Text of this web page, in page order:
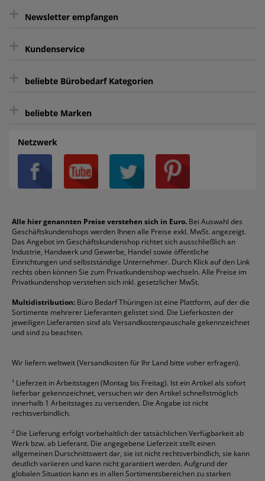
Kauf auf Rechnung³
sicher Shoppen durch SSL
intelligentes Kundenkonto
+ Newsletter empfangen
Sie können sich zu jeder Zeit abmelden.
+ Kundenservice
Kontakt
FAQ
AGB
Datenschutz
Privatsphäre-Einstellungen
Über uns
Reklamation / Retouren
Vertrag widerrufen (Privatkunden)
Rabatte & Aktionen
+ beliebte Bürobedarf Kategorien
Aktenvernichter
Batterien
Bleistifte
Blöcke
Boardmarker
Briefumschläge
Druckerpatronen
Etiketten
Fineliner
Folienschreiber
Formulare
Gelschreiber
Geschäftsbücher
Heftstreifen
Kaffee
Klebeband
Klemmmappen
Kopierpapier
Korrekturmittel
Kugelschreiber
Mappen
Ordner
Packband
Permanentmarker
Radiergummis
Schnellhefter
Sichthüllen
Taschenrechner
Textmarker
Tintenroller
Tintenpatronen
Toilettenpapier
Toner
Versandmaterial
Versandtaschen
+ beliebte Marken
Alco
Avery/Zweckform
Canon
Durable
DYMO
Edding
Esselte
Faber-Castell
Fellowes
Franken
Fripa
HP
Leitz
Läufer
Melitta
Pentel
Pelikan
Pilot
Pritt
Schneider
Stabilo
Staedtler
alle Marken anzeigen
Netzwerk
Alle hier genannten Preise verstehen sich in Euro. Bei Auswahl des
Geschäftskundenshops werden Ihnen alle Preise exkl. MwSt. angezeigt.
Das Angebot im Geschäftskundenshop richtet sich ausschließlich an
Industrie, Handwerk und Gewerbe, Handel sowie öffentliche
Einrichtungen und selbstständige Unternehmer. Durch Klick auf den Link
rechts oben können Sie zum Privatkundenshop wechseln. Alle Preise im
Privatkundenshop verstehen sich inkl. gesetzlicher MwSt.
Multidistribution: Büro Bedarf Thüringen ist eine Plattform, auf der die
Sortimente mehrerer Lieferanten gelistet sind. Die Lieferkosten der
jeweiligen Lieferanten sind als Versandkostenpauschale gekennzeichnet
und sind zu beachten.
Wir liefern weltweit (Versandkosten für Ihr Land bitte voher erfragen).
¹ Lieferzeit in Arbeitstagen (Montag bis Freitag). Ist ein Artikel als sofort
lieferbar gekennzeichnet, versuchen wir den Artikel schnellstmöglich
innerhalb 1 Arbeitstages zu versenden. Die Angabe ist nicht
rechtsverbindlich.
² Die Lieferung erfolgt vorbehaltlich der tatsächlichen Verfügbarkeit ab
Werk bzw. ab Lieferant. Die angegebene Lieferzeit stellt einen
allgemeinen Durschnittswert dar, sie ist nicht rechtsverbindlich, sie kann
deutlich variieren und kann nicht garantiert werden. Aufgrund der
globalen Situation kann es in allen Sortimentsbereichen zu starken